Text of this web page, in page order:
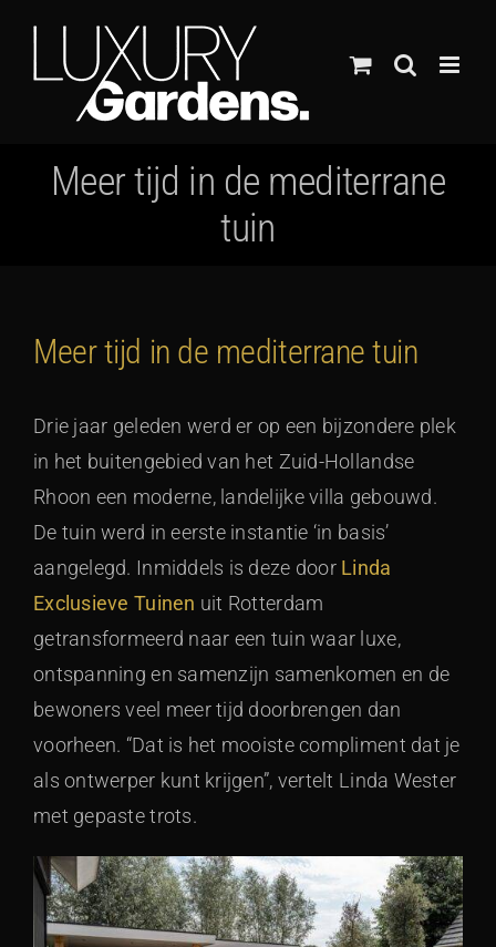
inhoud
Meer tijd in de mediterrane
tuin
Meer tijd in de mediterrane tuin
Drie jaar geleden werd er op een bijzondere plek
in het buitengebied van het Zuid-Hollandse
Rhoon een moderne, landelijke villa gebouwd.
De tuin werd in eerste instantie ‘in basis’
aangelegd. Inmiddels is deze door Linda
Exclusieve Tuinen uit Rotterdam
getransformeerd naar een tuin waar luxe,
ontspanning en samenzijn samenkomen en de
bewoners veel meer tijd doorbrengen dan
voorheen. “Dat is het mooiste compliment dat je
als ontwerper kunt krijgen”, vertelt Linda Wester
met gepaste trots.